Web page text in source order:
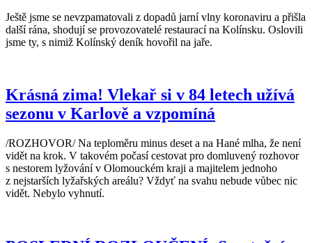
Ještě jsme se nevzpamatovali z dopadů jarní vlny koronaviru a přišla
další rána, shodují se provozovatelé restaurací na Kolínsku. Oslovili
jsme ty, s nimiž Kolínský deník hovořil na jaře.
Krásná zima! Vlekař si v 84 letech užívá
sezonu v Karlově a vzpomíná
/ROZHOVOR/ Na teploměru minus deset a na Hané mlha, že není
vidět na krok. V takovém počasí cestovat pro domluvený rozhovor
s nestorem lyžování v Olomouckém kraji a majitelem jednoho
z nejstarších lyžařských areálu? Vždyť na svahu nebude vůbec nic
vidět. Nebylo vyhnutí.